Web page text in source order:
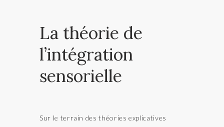
La théorie de
l’intégration
sensorielle
Sur le terrain des théories explicatives